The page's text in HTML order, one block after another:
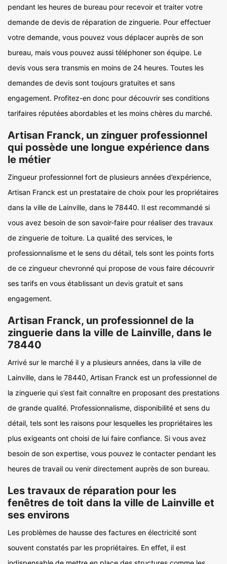
pendant les heures de bureau pour recevoir et traiter votre
demande de devis de réparation de zinguerie. Pour effectuer
votre demande, vous pouvez vous déplacer auprès de son
bureau, mais vous pouvez aussi téléphoner son équipe. Le
devis vous sera transmis en moins de 24 heures. Toutes les
demandes de devis sont toujours gratuites et sans
engagement. Profitez-en donc pour découvrir ses conditions
tarifaires réputées abordables et les moins chères du marché.
Artisan Franck, un zinguer professionnel
qui possède une longue expérience dans
le métier
Zingueur professionnel fort de plusieurs années d’expérience,
Artisan Franck est un prestataire de choix pour les propriétaires
dans la ville de Lainville, dans le 78440. Il est recommandé si
vous avez besoin de son savoir-faire pour réaliser des travaux
de zinguerie de toiture. La qualité des services, le
professionnalisme et le sens du détail, tels sont les points forts
de ce zingueur chevronné qui propose de vous faire découvrir
ses tarifs en vous établissant un devis gratuit et sans
engagement.
Artisan Franck, un professionnel de la
zinguerie dans la ville de Lainville, dans le
78440
Arrivé sur le marché il y a plusieurs années, dans la ville de
Lainville, dans le 78440, Artisan Franck est un professionnel de
la zinguerie qui s’est fait connaître en proposant des prestations
de grande qualité. Professionnalisme, disponibilité et sens du
détail, tels sont les raisons pour lesquelles les propriétaires les
plus exigeants ont choisi de lui faire confiance. Si vous avez
besoin de son expertise, vous pouvez le contacter pendant les
heures de travail ou venir directement auprès de son bureau.
Les travaux de réparation pour les
fenêtres de toit dans la ville de Lainville et
ses environs
Les problèmes de hausse des factures en électricité sont
souvent constatés par les propriétaires. En effet, il est